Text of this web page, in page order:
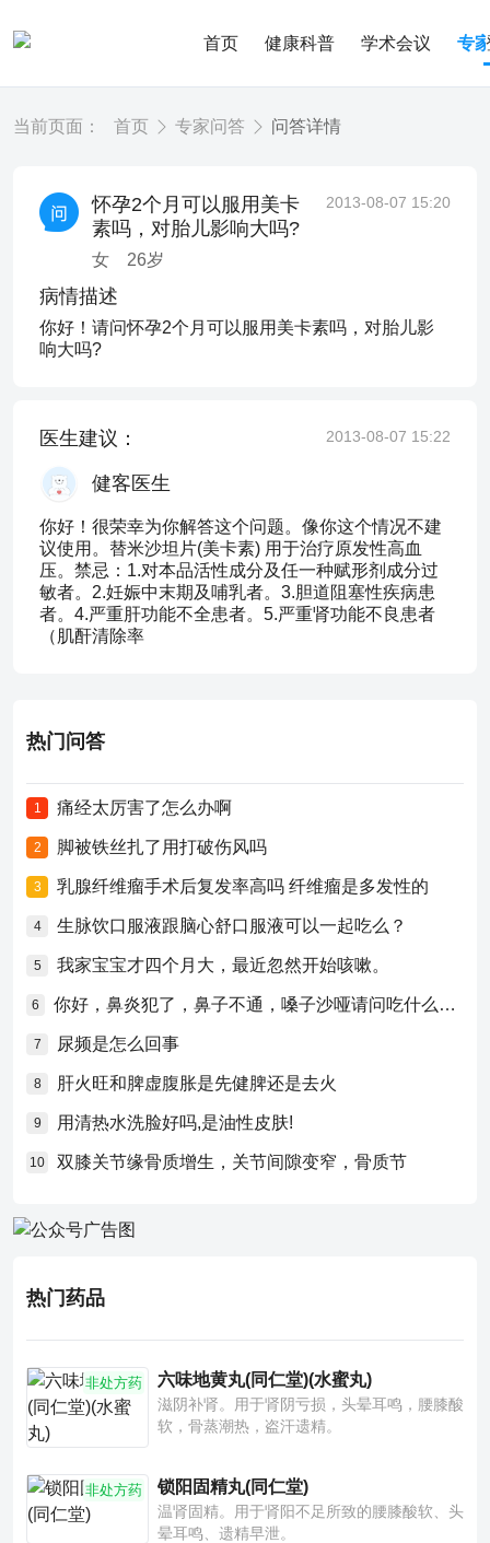
首页 健康科普 学术会议 专
当前页面： 首页 专家问答 问答详情
怀孕2个月可以服用美卡
素吗，对胎儿影响大吗?
女 26岁
2013-08-07 15:20
病情描述
你好！请问怀孕2个月可以服用美卡素吗，对胎儿影
响大吗?
医生建议： 2013-08-07 15:22
健客医生
你好！很荣幸为你解答这个问题。像你这个情况不建
议使用。替米沙坦片(美卡素) 用于治疗原发性高血
压。禁忌：1.对本品活性成分及任一种赋形剂成分过
敏者。2.妊娠中末期及哺乳者。3.胆道阻塞性疾病患
者。4.严重肝功能不全患者。5.严重肾功能不良患者
（肌酐清除率
热门问答
1 痛经太厉害了怎么办啊
2 脚被铁丝扎了用打破伤风吗
3 乳腺纤维瘤手术后复发率高吗 纤维瘤是多发性的
4 生脉饮口服液跟脑心舒口服液可以一起吃么？
5 我家宝宝才四个月大，最近忽然开始咳嗽。
6 你好，鼻炎犯了，鼻子不通，嗓子沙哑请问吃什么药比较好？
7 尿频是怎么回事
8 肝火旺和脾虚腹胀是先健脾还是去火
9 用清热水洗脸好吗,是油性皮肤!
10 双膝关节缘骨质增生，关节间隙变窄，骨质节
热门药品
非处方药 六味地黄丸(同仁堂)(水蜜丸)
滋阴补肾。用于肾阴亏损，头晕耳鸣，腰膝酸
软，骨蒸潮热，盗汗遗精。
非处方药 锁阳固精丸(同仁堂)
温肾固精。用于肾阳不足所致的腰膝酸软、头
晕耳鸣、遗精早泄。